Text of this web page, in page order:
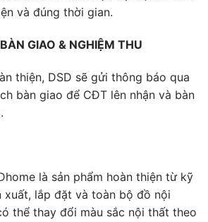
và đúng thời gian.
GIAO & NGHIỆM THU
thiện, DSD sẽ gửi thông báo qua
bàn giao để CĐT lên nhận và bàn
là sản phẩm hoàn thiện từ kỹ
xuất, lắp đặt và toàn bộ đồ nội
thể thay đổi màu sắc nội thất theo